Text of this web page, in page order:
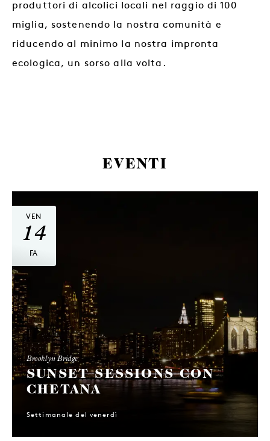
produttori di alcolici locali nel raggio di 100
miglia, sostenendo la nostra comunità e
riducendo al minimo la nostra impronta
ecologica, un sorso alla volta.
EVENTI
VEN
14
FA
Brooklyn Bridge
SUNSET SESSIONS CON
CHETANA
Settimanale del venerdì